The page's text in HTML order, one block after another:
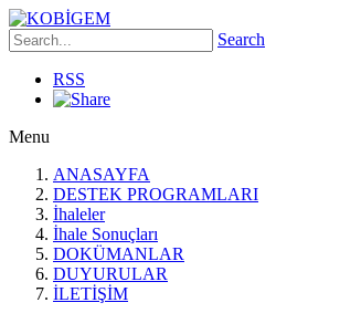
Search
RSS
Menu
ANASAYFA
DESTEK PROGRAMLARI
İhaleler
İhale Sonuçları
DOKÜMANLAR
DUYURULAR
İLETİŞİM